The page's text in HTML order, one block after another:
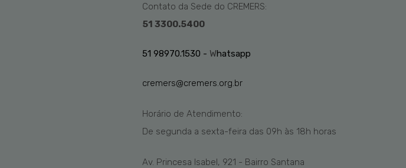
Contato da Sede do CREMERS:
51 3300.5400
51 98970.1530 - Whatsapp
cremers@cremers.org.br
Horário de Atendimento:
De segunda a sexta-feira das 09h às 18h horas
Av. Princesa Isabel, 921 - Bairro Santana